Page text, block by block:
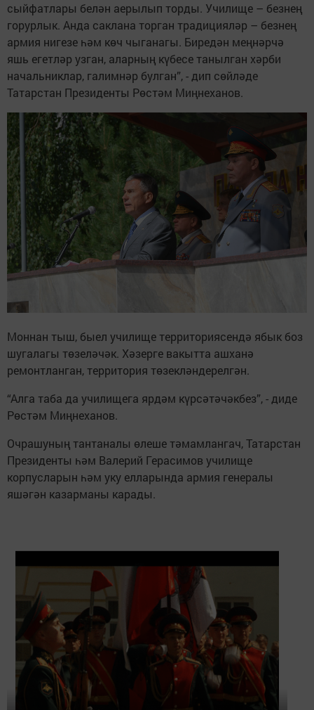
сыйфатлары белән аерылып торды. Училище – безнең
горурлык. Анда саклана торган традицияләр – безнең
армия нигезе һәм көч чыганагы. Биредән меңнәрчә
яшь егетләр узган, аларның күбесе танылган хәрби
начальниклар, галимнәр булган”, - дип сөйләде
Татарстан Президенты Рөстәм Миңнеханов.
Моннан тыш, быел училище территориясендә ябык боз
шугалагы төзеләчәк. Хәзерге вакытта ашханә
ремонтланган, территория төзекләндерелгән.
“Алга таба да училищега ярдәм күрсәтәчәкбез”, - диде
Рөстәм Миңнеханов.
Очрашуның тантаналы өлеше тәмамлангач, Татарстан
Президенты һәм Валерий Герасимов училище
корпусларын һәм уку елларында армия генералы
яшәгән казарманы карады.